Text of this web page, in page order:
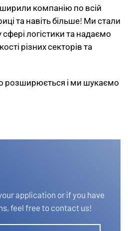
компанію по всій
та навіть більше! Ми стали
логістики та надаємо
різних секторів та
і ми шукаємо
application or if you have
feel free to contact us!